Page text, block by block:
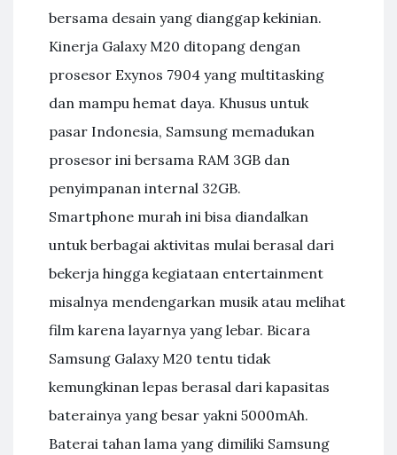
bersama desain yang dianggap kekinian.
Kinerja Galaxy M20 ditopang dengan
prosesor Exynos 7904 yang multitasking
dan mampu hemat daya. Khusus untuk
pasar Indonesia, Samsung memadukan
prosesor ini bersama RAM 3GB dan
penyimpanan internal 32GB.
Smartphone murah ini bisa diandalkan
untuk berbagai aktivitas mulai berasal dari
bekerja hingga kegiataan entertainment
misalnya mendengarkan musik atau melihat
film karena layarnya yang lebar. Bicara
Samsung Galaxy M20 tentu tidak
kemungkinan lepas berasal dari kapasitas
baterainya yang besar yakni 5000mAh.
Baterai tahan lama yang dimiliki Samsung